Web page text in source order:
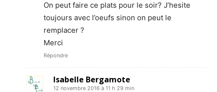
On peut faire ce plats pour le soir? J’hesite
toujours avec l’oeufs sinon on peut le
remplacer ?
Merci
Répondre
Isabelle Bergamote
12 novembre 2016 à 11 h 29 min